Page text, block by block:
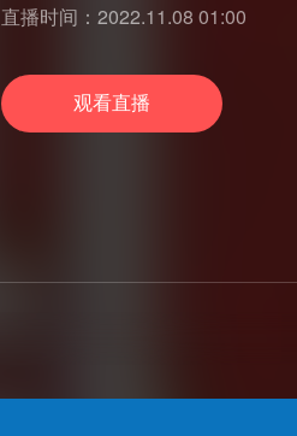
直播时间：2022.11.08 01:00
观看直播